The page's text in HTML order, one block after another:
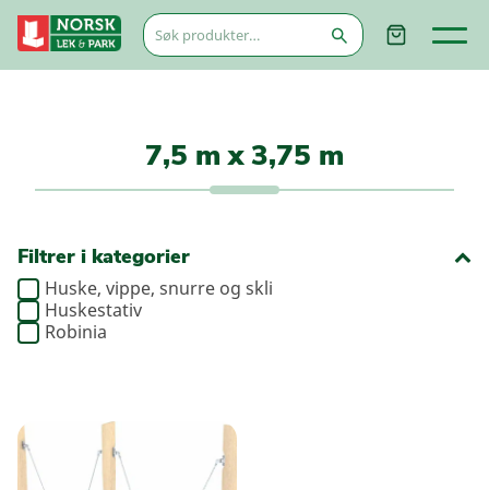
Søk
etter:
7,5 m x 3,75 m
Filtrer i kategorier
Huske, vippe, snurre og skli
Huskestativ
Robinia